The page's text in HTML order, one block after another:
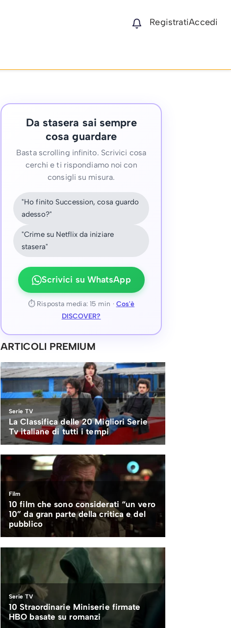
RegistratiAccedi
Da stasera sai sempre
cosa guardare
Basta scrolling infinito. Scrivici cosa
cerchi e ti rispondiamo noi con
consigli su misura.
"Ho finito Succession, cosa guardo
adesso?"
"Crime su Netflix da iniziare
stasera"
Scrivici su WhatsApp
⏱ Risposta media: 15 min · Cos'è
DISCOVER?
ARTICOLI PREMIUM